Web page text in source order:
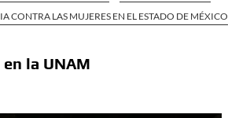
CONTRA LAS MUJERES EN EL ESTADO DE MÉXICO
la UNAM